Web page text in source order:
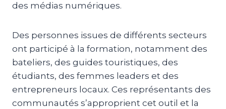
des médias numériques.
Des personnes issues de différents secteurs
ont participé à la formation, notamment des
bateliers, des guides touristiques, des
étudiants, des femmes leaders et des
entrepreneurs locaux. Ces représentants des
communautés s’approprient cet outil et la